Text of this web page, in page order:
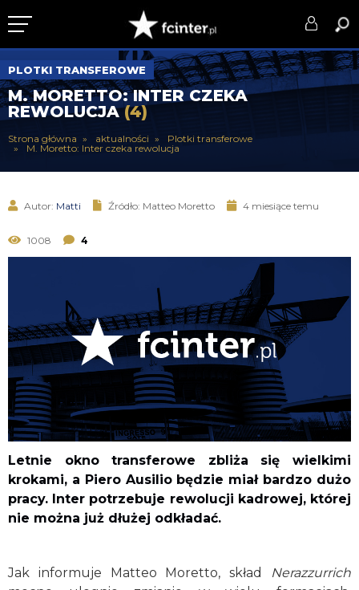
KLUB
DRUŻYNA
SERIE A
PUCHARY
DLA TIFOSICH
SERWIS
PLOTKI TRANSFEROWE
M. MORETTO: INTER CZEKA
REWOLUCJA(4)
Strona główna aktualności
Plotki transferowe
M. Moretto: Inter czeka rewolucja
Autor: Matti Źródło: Matteo Moretto 4 miesiące temu
1008 4
Letnie okno transferowe zbliża się wielkimi
krokami, a Piero Ausilio będzie miał bardzo dużo
pracy. Inter potrzebuje rewolucji kadrowej, której
nie można już dłużej odkładać.
Jak informuje Matteo Moretto, skład
Nerazzurrich